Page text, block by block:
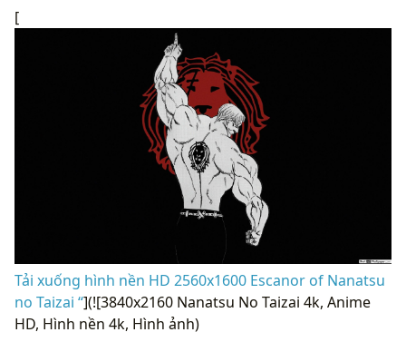
[
Tải xuống hình nền HD 2560x1600 Escanor of Nanatsu
no Taizai “](![3840x2160 Nanatsu No Taizai 4k, Anime
HD, Hình nền 4k, Hình ảnh)